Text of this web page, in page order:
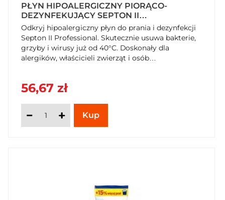
PŁYN HIPOALERGICZNY PIORĄCO-
DEZYNFEKUJĄCY SEPTON II
PROFESSIONAL 1,5 KG X 2 SZTUKI
Odkryj hipoalergiczny płyn do prania i dezynfekcji
Septon II Professional. Skutecznie usuwa bakterie,
grzyby i wirusy już od 40°C. Doskonały dla
alergików, właścicieli zwierząt i osób
56,67 zł